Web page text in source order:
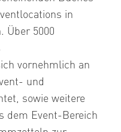
in
Über 5000
vornehmlich an
und
sowie weitere
dem Event-Bereich